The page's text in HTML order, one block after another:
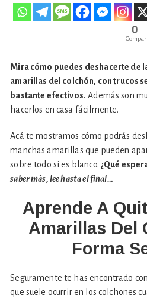
0
Mira cómo puedes deshacerte de
amarillas del colchón, con trucos
bastante efectivos. Además son
hacerlos en casa fácilmente.
Acá te mostramos cómo podrás
manchas amarillas que pueden
sobre todo si es blanco. ¿Qué
saber más, lee hasta el final…
Aprende A
Amarillas Del
Forma
Seguramente te has encontrado
que suele ocurrir en los colchones